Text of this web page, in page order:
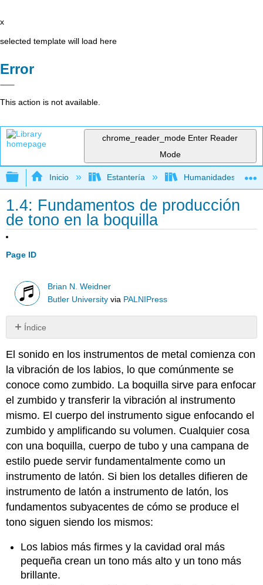
x
selected template will load here
Error
This action is not available.
chrome_reader_mode Enter Reader
Mode
Expandir/contraer jerarquía global
Inicio Estantería Humanidades
1.4: Fundamentos de producción
de tono en la boquilla
Page ID
Brian N. Weidner
Butler University via PALNIPress
Índice
AIRE,
MENOS
Técnica
de
boquilla
Experimentación
con
Boquilla
El sonido en los instrumentos de metal comienza con
la vibración de los labios, lo que comúnmente se
conoce como zumbido. La boquilla sirve para enfocar
el zumbido y transferir la vibración al instrumento
mismo. El cuerpo del instrumento sigue enfocando el
zumbido y amplificando su volumen. Cualquier cosa
con una boquilla, cuerpo de tubo y una campana de
estilo puede servir fundamentalmente como un
instrumento de latón. Si bien los detalles difieren de
instrumento de latón a instrumento de latón, los
fundamentos subyacentes de cómo se produce el
tono siguen siendo los mismos:
Los labios más firmes y la cavidad oral más
pequeña crean un tono más alto y un tono más
brillante.